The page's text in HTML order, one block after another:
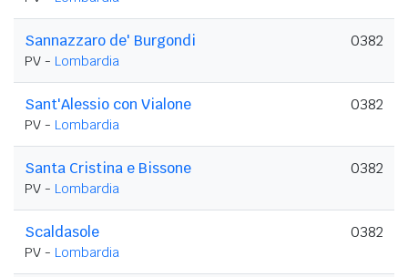
Sannazzaro de' Burgondi
PV - Lombardia
0382
Sant'Alessio con Vialone
PV - Lombardia
0382
Santa Cristina e Bissone
PV - Lombardia
0382
Scaldasole
PV - Lombardia
0382